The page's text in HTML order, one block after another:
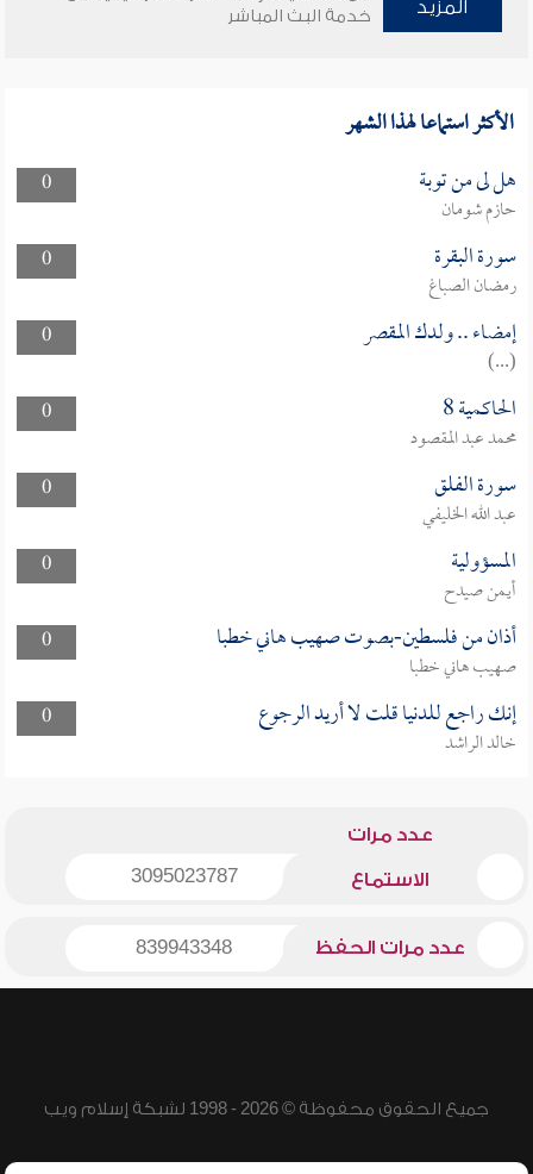
المزيد
خدمة البث المباشر
الأكثر استماعا لهذا الشهر
0 هل لى من توبة
حازم شومان
0
سورة البقرة
رمضان الصباغ
0
إمضاء .. ولدك المقصر
(...)
0
الحاكمية 8
محمد عبد المقصود
0
سورة الفلق
عبد الله الخليفي
0
المسؤولية
أيمن صيدح
0
أذان من فلسطين-بصوت صهيب هاني خطبا
صهيب هاني خطبا
0
إنك راجع للدنيا قلت لا أريد الرجوع
خالد الراشد
عدد مرات
الاستماع 3095023787
عدد مرات الحفظ 839943348
جميع الحقوق محفوظة © 2026 - 1998 لشبكة إسلام ويب